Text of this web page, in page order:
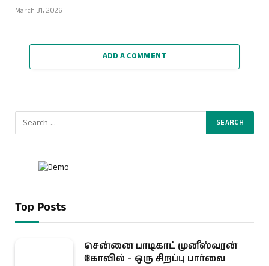
March 31, 2026
ADD A COMMENT
Top Posts
சென்னை பாடிகாட் முனீஸ்வரன்
கோவில் – ஒரு சிறப்பு பார்வை